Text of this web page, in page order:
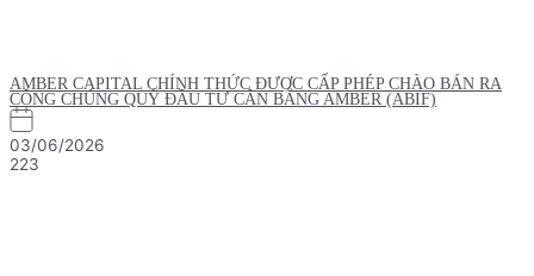
AMBER CAPITAL CHÍNH THỨC ĐƯỢC CẤP PHÉP CHÀO BÁN RA
CÔNG CHÚNG QUỸ ĐẦU TƯ CÂN BẰNG AMBER (ABIF)
03/06/2026
223